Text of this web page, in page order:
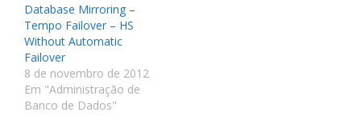
Database Mirroring –
Tempo Failover – HS
Without Automatic
Failover
8 de novembro de 2012
Em "Administração de
Banco de Dados"